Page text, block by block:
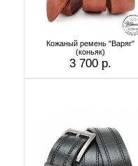
Кожаный ремень "Варяг"
(коньяк)
3 700 р.